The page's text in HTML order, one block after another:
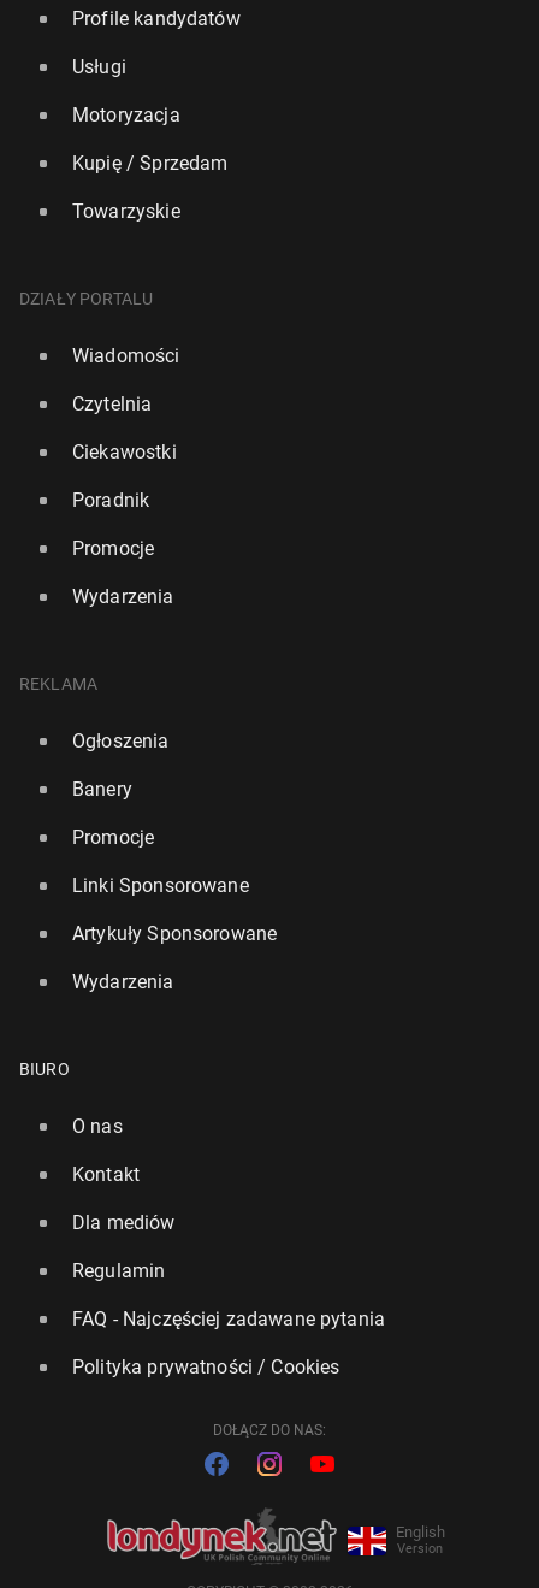
Profile kandydatów
Usługi
Motoryzacja
Kupię / Sprzedam
Towarzyskie
DZIAŁY PORTALU
Wiadomości
Czytelnia
Ciekawostki
Poradnik
Promocje
Wydarzenia
REKLAMA
Ogłoszenia
Banery
Promocje
Linki Sponsorowane
Artykuły Sponsorowane
Wydarzenia
BIURO
O nas
Kontakt
Dla mediów
Regulamin
FAQ - Najczęściej zadawane pytania
Polityka prywatności / Cookies
DOŁĄCZ DO NAS:
English
Version